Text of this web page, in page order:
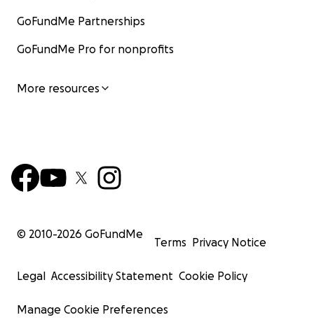
GoFundMe Partnerships
GoFundMe Pro for nonprofits
More resources
© 2010-2026 GoFundMe
Terms Privacy Notice
Legal Accessibility Statement Cookie Policy
Manage Cookie Preferences